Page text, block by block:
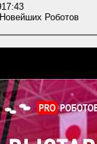
17:43
Роботов